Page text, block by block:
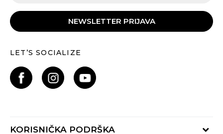
NEWSLETTER PRIJAVA
LET’S SOCIALIZE
KORISNIČKA PODRŠKA